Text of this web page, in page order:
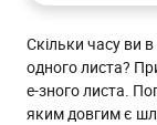
Чим загрожує
Що насправді
Як перевірити
Чому лист
Скільки часу ви
одного листа?
е-зного листа.
яким довгим є